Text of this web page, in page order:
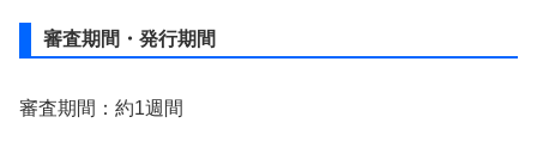
審査期間・発行期間
審査期間：約1週間